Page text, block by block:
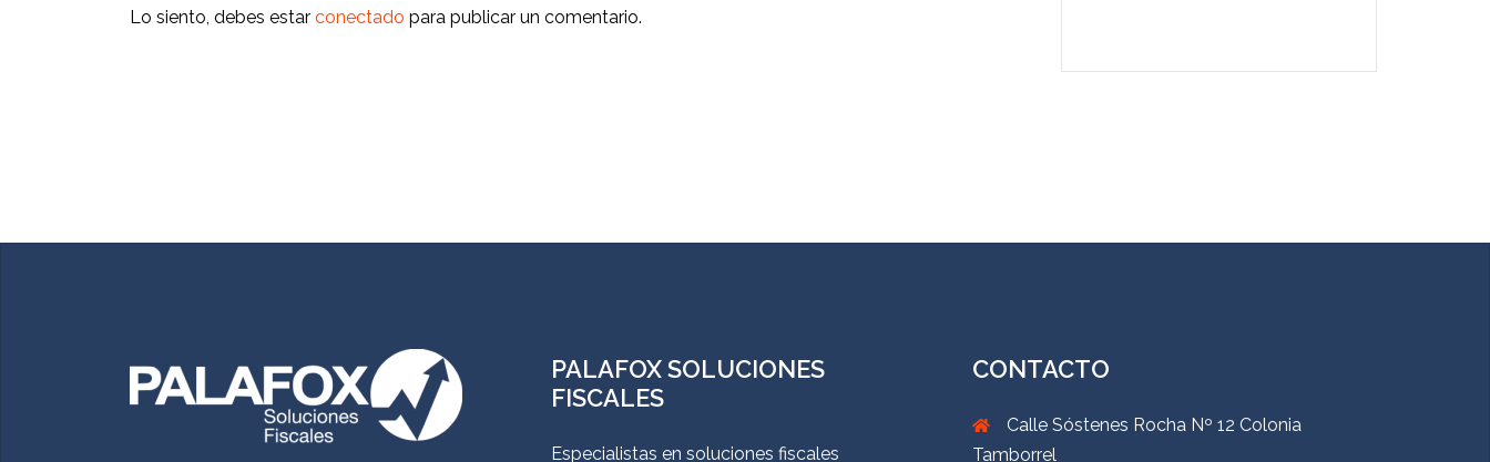
Lo siento, debes estar conectado para publicar un comentario.
PALAFOX SOLUCIONES
FISCALES
Especialistas en soluciones fiscales
CONTACTO
Calle Sóstenes Rocha Nº 12 Colonia
Tamborrel